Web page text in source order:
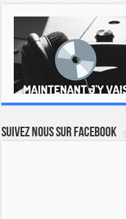
Suivez nous sur Facebook